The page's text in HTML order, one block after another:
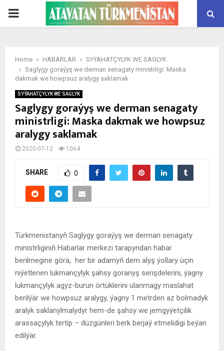
PRIMARY
Home HABARLAR
SYÝAHATÇYLYK WE SAGLYK
Saglygy goraýyş we derman senagaty ministrligi: Maska
dakmak we howpsuz aralygy saklamak
SYÝAHATÇYLYK WE SAGLYK
Saglygy goraýyş we derman senagaty
ministrligi: Maska dakmak we howpsuz
aralygy saklamak
2020-07-12 1064
SHARE 0
Türkmenistanyň Saglygy goraýyş we derman senagaty
ministrliginiň Habarlar merkezi tarapyndan habar
berilmegine görä, her bir adamyň dem alyş ýollary üçin
niýetlenen lukmançylyk şahsy goranyş serişdelerini, ýagny
lukmançylyk agyz-burun örtüklerini ulanmagy maslahat
berilýär we howpsuz aralygy, ýagny 1 metrden az bolmadyk
aralyk saklanylmalydyr hem-de şahsy we jemgyýetçilik
arassaçylyk tertip – düzgünleri berk berjaý etmelidigi beýan
edilýär.